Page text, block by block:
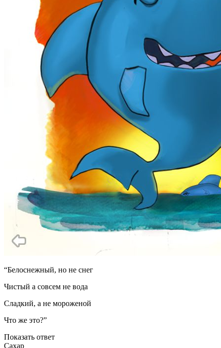
“Белоснежный, но не снег
Чистый а совсем не вода
Сладкий, а не мороженой
Что же это?”
Показать ответ
Сахар